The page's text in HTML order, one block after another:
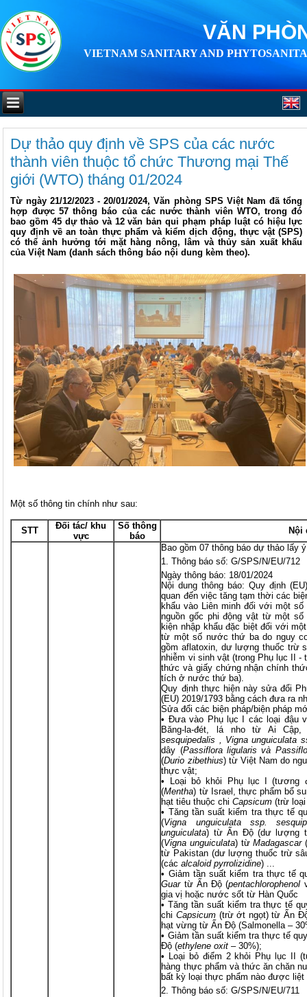
VĂN
VIETNAM SANITARY AND
Dự thảo quy định về SPS của các nước
thành viên thuộc tổ chức Thương mại Thế
giới (WTO) tháng 01/2024
Từ ngày 21/12/2023 - 20/01/2024, Văn phòng SPS Việt Nam đã tổng
hợp được 57 thông báo của các nước thành viên WTO, trong đó
bao gồm 45 dự thảo và 12 văn bản qui phạm pháp luật có hiệu lực
quy định về an toàn thực phẩm và kiểm dịch động, thực vật (SPS)
có thể ảnh hưởng tới mặt hàng nông, lâm và thủy sản xuất khẩu
của Việt Nam (danh sách thông báo nội dung kèm theo).
Một số thông tin chính như sau:
STT
Đối tác/ khu
vực
Số thông
báo
Nội
Bao gồm 07 thông báo dự thảo lấy
Thông báo số: G/SPS/N/EU/712
Ngày thông báo: 18/01/2024
Nội dung thông báo: Quy định
quan đến việc tăng tạm thời các
khẩu vào Liên minh đối với một
nguồn gốc phi động vật từ một
kiện nhập khẩu đặc biệt đối với
từ một số nước thứ ba do nguy
gồm aflatoxin, dư lượng thuốc trừ
nhiễm vi sinh vật (trong Phụ lục II
thức và giấy chứng nhận chính
tích ở nước thứ ba).
Quy định thực hiện này sửa đổi
(EU) 2019/1793 bằng cách đưa ra
Sửa đổi các biện pháp/biện pháp
• Đưa vào Phụ lục I các loại đậu
Băng-la-đét, lá nho từ Ai
sesquipedalis , Vigna unguiculata
dây (Passiflora ligularis và
(Durio zibethius) từ Việt Nam do
thực vật;
• Loại bỏ khỏi Phụ lục I (tương
(Mentha) từ Israel, thực phẩm bổ
hạt tiêu thuộc chiCapsicum (trừ
• Tăng tần suất kiểm tra thực tế
(Vigna unguiculata ssp.
unguiculata) từ Ấn Độ (dư lượng
(Vigna unguiculata) từMadagascar
từ Pakistan (dư lượng thuốc trừ
(cácalcaloid pyrrolizidine) ...
• Giảm tần suất kiểm tra thực tế
Guartừ Ấn Độ (pentachlorophenol
gia vị hoặc nước sốt từ Hàn Quốc
• Tăng tần suất kiểm tra thực tế
chiCapsicum (trừ ớt ngọt) từ Ấn
hạt vừng từ Ấn Độ (Salmonella –
• Giảm tần suất kiểm tra thực tế
Độ (ethylene oxit – 30%);
• Loại bỏ điểm 2 khỏi Phụ lục II
hàng thực phẩm và thức ăn chăn
bất kỳ loại thực phẩm nào được
Thông báo số: G/SPS/N/EU/711